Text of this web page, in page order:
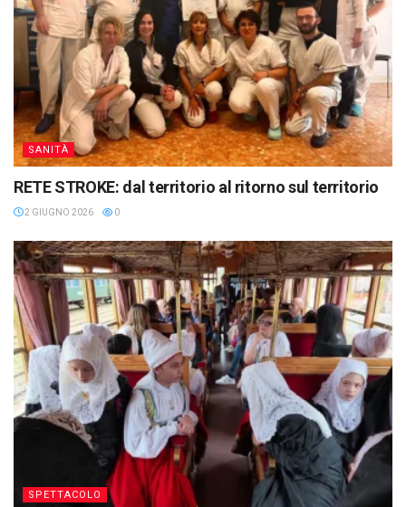
SANITÀ
RETE STROKE: dal territorio al ritorno sul territorio
2 GIUGNO 2026 0
SPETTACOLO